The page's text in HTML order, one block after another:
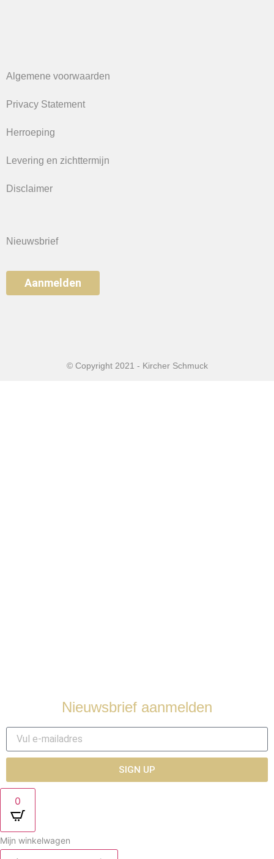
Algemene voorwaarden
Privacy Statement
Herroeping
Levering en zichttermijn
Disclaimer
Nieuwsbrief
Aanmelden
© Copyright 2021 - Kircher Schmuck
Nieuwsbrief aanmelden
SIGN UP
0
Mijn winkelwagen